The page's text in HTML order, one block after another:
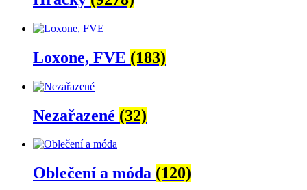
Loxone, FVE (183)
Nezařazené (32)
Oblečení a móda (120)